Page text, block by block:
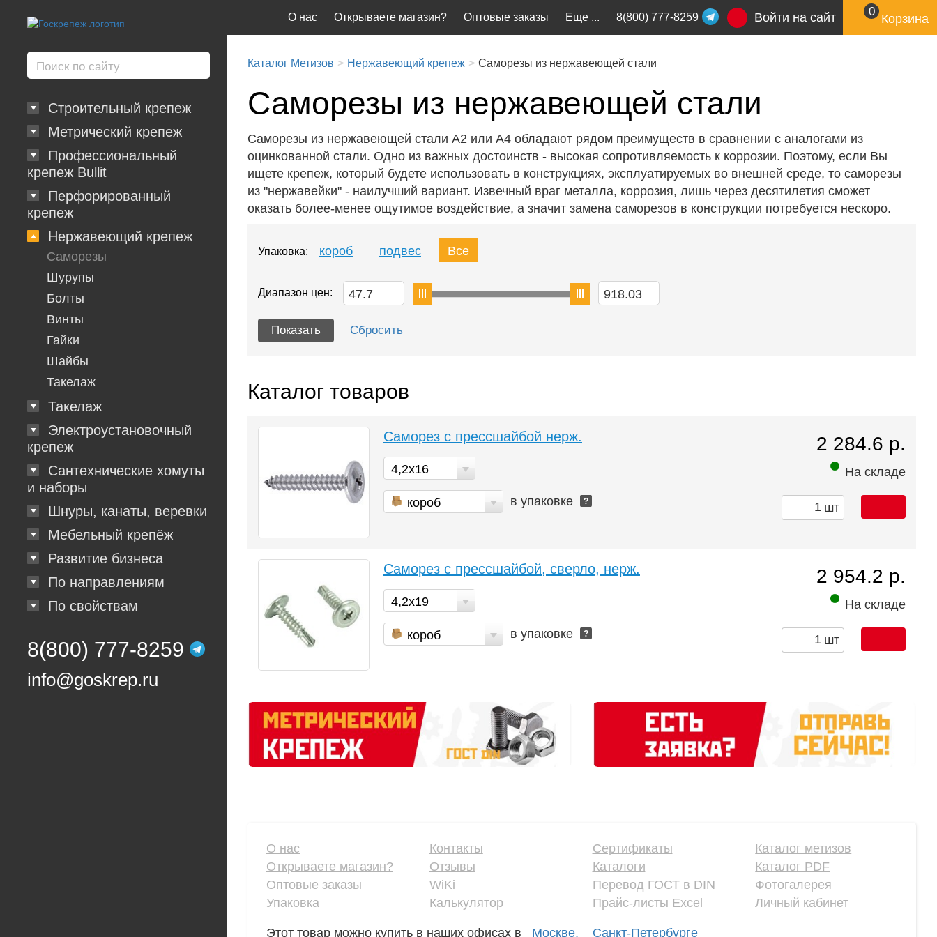
Строительный крепеж
Метрический крепеж
Профессиональный
крепеж Bullit
Перфорированный
крепеж
Нержавеющий крепеж
Саморезы
Шурупы
Болты
Винты
Гайки
Шайбы
Такелаж
Такелаж
Электроустановочный
крепеж
Сантехнические хомуты
и наборы
Шнуры, канаты, веревки
Мебельный крепёж
Развитие бизнеса
По направлениям
По свойствам
8(800) 777-8259
info@goskrep.ru
Еще ...
О нас Открываете магазин? Оптовые заказы 8(800) 777-8259 Войти на сайт 0
Корзина
Каталог Метизов Нержавеющий крепеж Саморезы из нержавеющей стали
Саморезы из нержавеющей стали
Саморезы из нержавеющей стали А2 или А4 обладают рядом преимуществ в сравнении с аналогами из
оцинкованной стали. Одно из важных достоинств - высокая сопротивляемость к коррозии. Поэтому, если Вы
ищете крепеж, который будете использовать в конструкциях, эксплуатируемых во внешней среде, то саморезы
из "нержавейки" - наилучший вариант. Извечный враг металла, коррозия, лишь через десятилетия сможет
оказать более-менее ощутимое воздействие, а значит замена саморезов в конструкции потребуется нескоро.
Упаковка: короб подвес Все
Диапазон цен:
Каталог товаров
Саморез с прессшайбой нерж.
4,2х16
короб в упаковке ?
2 284.6 р.
На складе
шт
Саморез с прессшайбой, сверло, нерж.
4,2х19
короб в упаковке ?
2 954.2 р.
На складе
шт
О нас
Открываете магазин?
Оптовые заказы
Упаковка
Контакты
Отзывы
WiKi
Калькулятор
Сертификаты
Каталоги
Перевод ГОСТ в DIN
Прайс-листы Excel
Каталог метизов
Каталог PDF
Фотогалерея
Личный кабинет
Этот товар можно купить в наших офисах в Москве, Санкт-Петербурге